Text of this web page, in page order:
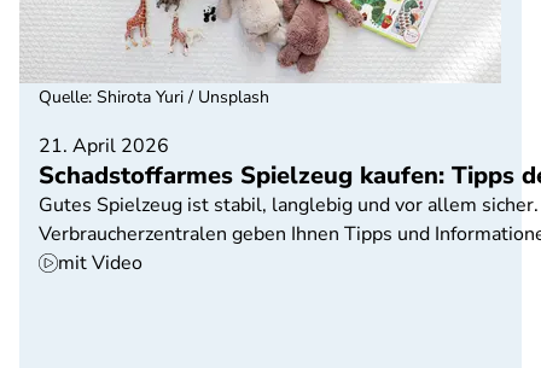
21. April 2026
Schadstoffarmes Spielzeug kaufen: Tipps
Gutes Spielzeug ist stabil, langlebig und vor allem
Verbraucherzentralen geben Ihnen Tipps und
mit Video
Quelle: Shirota Yuri / Unsplash